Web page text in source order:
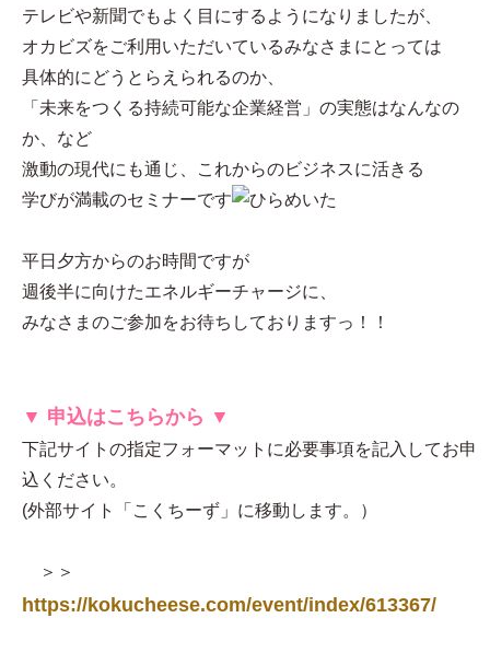
テレビや新聞でもよく目にするようになりましたが、
オカビズをご利用いただいているみなさまにとっては
具体的にどうとらえられるのか、
「未来をつくる持続可能な企業経営」の実態はなんなの
か、など
激動の現代にも通じ、これからのビジネスに活きる
学びが満載のセミナーです
平日夕方からのお時間ですが
週後半に向けたエネルギーチャージに、
みなさまのご参加をお待ちしておりますっ！！
▼ 申込はこちらから ▼
下記サイトの指定フォーマットに必要事項を記入してお申
込ください。
(外部サイト「こくちーず」に移動します。）
＞＞
https://kokucheese.com/event/index/613367/